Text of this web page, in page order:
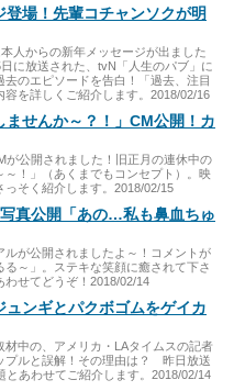
場！先輩コチャンソクが明
人からの新年メッセージが出ました
に放送された、tvN「人生のパブ」に
のエピソードを告白！「過去、注目
を詳しくご紹介します。2018/02/16
せんか～？！」CM公開！カ
が公開されました！旧正月の連休中の
！」（あくまでもコンセプト）。映
そく紹介します。2018/02/15
真公開「あの…私も鼻血ちゅ
が公開されましたよ～！コメントが
～」。ステキな笑顔に癒されて下さ
わせてどうぞ！2018/02/14
ンギとパクボゴムをゲイカ
中の、アメリカ・LAタイムスの記者
プルと誤解！その理由は？ 昨日放送
とあわせてご紹介します。2018/02/14